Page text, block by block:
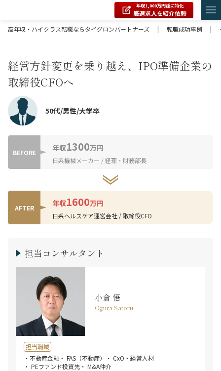
年収1,000万円超に特化
厳選求人を紹介依頼
高年収・ハイクラス転職ならタイグロンパートナーズ
| 転職成功事例 |
経営方針変更を乗り越え、IPO準備企業の
取締役CFOへ
50代/男性/大学卒
BEFORE 年収1300万円
日系機械メーカー / 経理・財務部長
AFTER 年収1600万円
日系ヘルスケア運営会社 / 取締役CFO
担当コンサルタント
小倉 悟
Ogura Satoru
担当職域
・不動産金融 ・ FAS（不動産）
・ CxO・経営人材
・ PEファンド投資先 ・ M&A仲介